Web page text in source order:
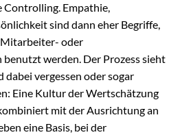
Controlling. Empathie,
sind dann eher Begriffe,
Mitarbeiter- oder
benutzt werden. Der Prozess sieht
dabei vergessen oder sogar
Eine Kultur der Wertschätzung
mit der Ausrichtung an
eine Basis, bei der